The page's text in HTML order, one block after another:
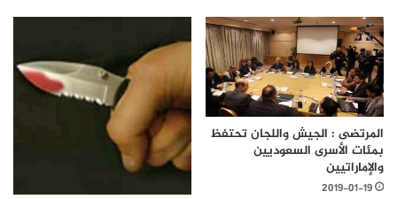
المرتضى : الجيش واللجان تحتفظ
بمئات الأسرى السعوديين
والإماراتيين
2019-01-19